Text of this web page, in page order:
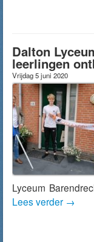
Dalton
leerlingen
Vrijdag 5 juni 2020
Lyceum
Lees verder →